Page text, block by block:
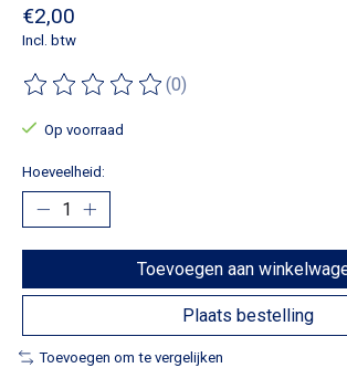
€2,00
Incl. btw
De beoordeling van dit product is
(0)
Op voorraad
Hoeveelheid:
Toevoegen aan
Plaats bestelling
Toevoegen om te vergelijken